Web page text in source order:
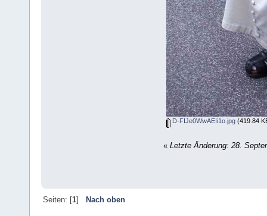
D-FIJe0WwAEIi1o.jpg (419.84
« Letzte Änderung: 28.
Seiten: [1] Nach oben